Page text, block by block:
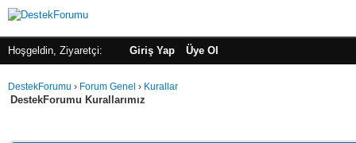
Hoşgeldin, Ziyaretçi: Giriş Yap Üye Ol
DestekForumu › Forum Genel › Kurallar
DestekForumu Kurallarımız